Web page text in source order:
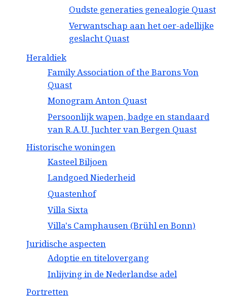
Oudste generaties genealogie Quast
Verwantschap aan het oer-adellijke
geslacht Quast
Heraldiek
Family Association of the Barons Von
Quast
Monogram Anton Quast
Persoonlijk wapen, badge en standaard
van R.A.U. Juchter van Bergen Quast
Historische woningen
Kasteel Biljoen
Landgoed Niederheid
Quastenhof
Villa Sixta
Villa's Camphausen (Brühl en Bonn)
Juridische aspecten
Adoptie en titelovergang
Inlijving in de Nederlandse adel
Portretten